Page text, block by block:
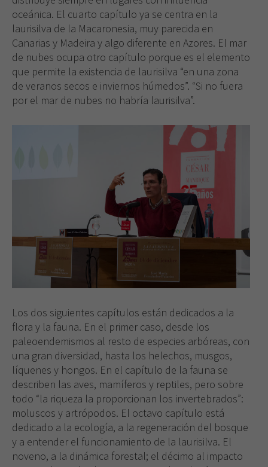
oceánica. El cuarto capítulo ya se centra en la
laurisilva de la Macaronesia, muy parecida en
Canarias y Madeira y algo diferente en Azores. El mar
de nubes ocupa otro capítulo porque es el elemento
que permite la existencia de laurisilva “en una zona
de veranos secos e inviernos húmedos”. “Si no fuera
por el mar de nubes no habría laurisilva”.
Los dos siguientes capítulos están dedicados a la
flora y la fauna. En el primer caso, desde los
paleoendemismos al resto de especies arbóreas, con
una gran diversidad, hasta los helechos, musgos,
líquenes y hongos. En el capítulo de la fauna se
describen las aves, mamíferos y reptiles, pero sobre
todo “la riqueza la proporcionan los invertebrados”:
moluscos y artrópodos. El octavo capítulo está
dedicado a la ecología, a la regeneración del bosque
y a entender el funcionamiento de la laurisilva. El
noveno, a la dinámica forestal; el décimo al impacto
Necesarias
Estas
cookies no